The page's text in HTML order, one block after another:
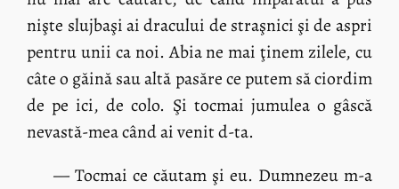
nişte slujbaşi ai dracului de straşnici şi de aspri
pentru unii ca noi. Abia ne mai ţinem zilele, cu
câte o găină sau altă pasăre ce putem să ciordim
de pe ici, de colo. Şi tocmai jumulea o gâscă
nevastă-mea când ai venit d-ta.
— Tocmai ce căutam şi eu. Dumnezeu m-a